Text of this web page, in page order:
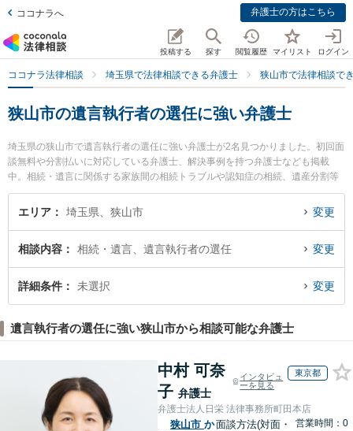
ココナラへ 弁護士の方はこちら
投稿する 探す 閲覧履歴 マイリスト ログイン
ココナラ法律相談 埼玉県で法律相談できる弁護士 狭山市で法律相談で
狭山市の遺言執行者の選任に強い弁護士
埼玉県の狭山市で遺言執行者の選任に強い弁護士が2名見つかりました。初回面
談無料や分割払いに対応している弁護士、解決事例を持つ弁護士なども掲載
中。相続・遺言に関係する家族間の相続トラブルや認知症の相続、遺産分割等
の細かな分野での絞り込み検索もでき便利です。特に小原・岡本法律事務所の
岡本 聡治弁護士や田島遼一法律事務所の田島 遼一弁護士のプロフィール情報や
選任のトラブル解決の実績豊富な近くの弁護士を検索したい』『初回相談無料
で遺言執行者の選任を法律相談できる狭山市内の弁護士に相談予約したい』な
どでお困りの相談者さんにおすすめです。
エリア 埼玉県、狭山市 変更
相談内容 相続・遺言、遺言執行者の選任 変更
詳細条件 未選択 変更
遺言執行者の選任に強い狭山市から相談可能な弁護士
中村 可奈
子 弁護士
インタビュ
ーを見る
東京都
弁護士法人日栄 法律事務所町田本店
狭山市 か面談方法(対面・
営業時間：0